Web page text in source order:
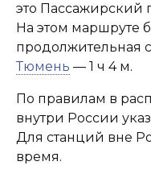
это Пассажирский
На этом маршруте
продолжительная
Тюмень — 1 ч 4 м.
По правилам в
внутри России
Для станций вне
время.